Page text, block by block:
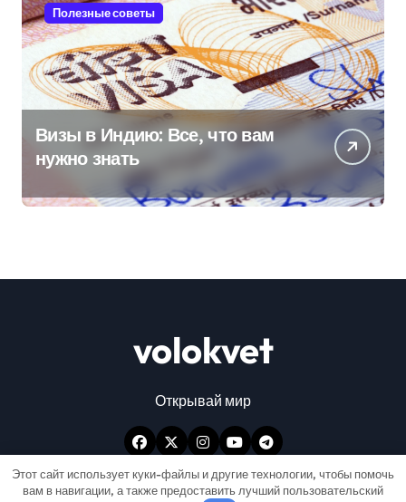
Полезные советы
Визы в Индию: Все, что вам
нужно знать
volokvet
Открывай мир
Этот сайт использует куки-файлы и другие технологии, чтобы помочь
вам в навигации, а также предоставить лучший пользовательский